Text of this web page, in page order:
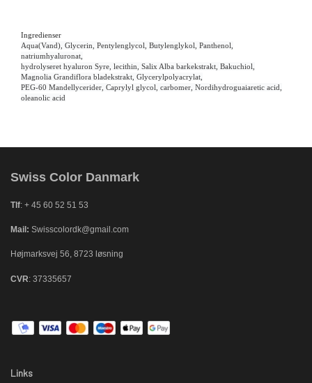
Ingredienser
Aqua(Vand), Glycerin, Pentylenglycol, Butylenglykol, Panthenol,
natriumhyaluronat,
hydrolyseret hyaluron Syre, lecithin, Salix Alba barkekstrakt, Bakuchiol,
Magnolia Grandiflora bladekstrakt, Glycerylpolyacrylat,
PEG-60 Mandellycerider, Caprylyl glycol, carbomer, Nordihydroguaiaretic acid,
oleanolic acid
Swiss Color Danmark
Tlf: + 45 60 52 51 53
Mail: Swisscolordk@gmail.com
Højmarksvej 56, 8723 løsning
CVR: 37335657
Links